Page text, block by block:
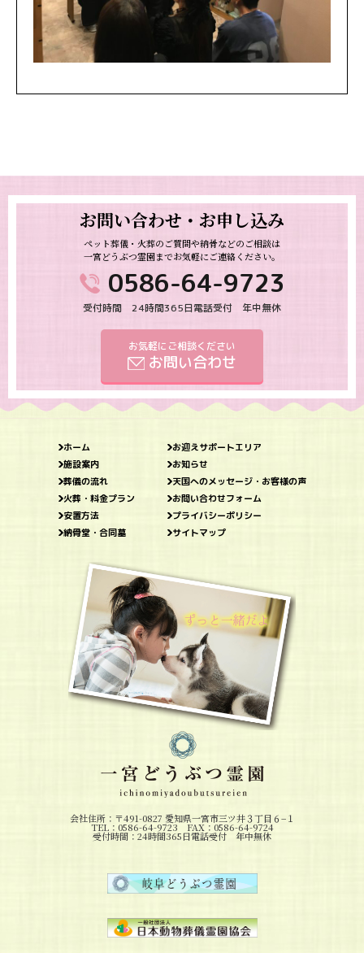
お問い合わせ・お申し込み
ペット葬儀・火葬のご質問や納骨などのご相談は
一宮どうぶつ霊園までお気軽にご連絡ください。
0586-64-9723
受付時間 24時間365日電話受付 年中無休
お気軽にご相談ください
お問い合わせ
会社住所：〒491-0827 愛知県一宮市三ツ井３丁目６−１
TEL：0586-64-9723 FAX：0586-64-9724
受付時間：24時間365日電話受付 年中無休
ホーム
施設案内
葬儀の流れ
火葬・料金プラン
安置方法
納骨堂・合同墓
お迎えサポートエリア
お知らせ
天国へのメッセージ・お客様の声
お問い合わせフォーム
プライバシーポリシー
サイトマップ